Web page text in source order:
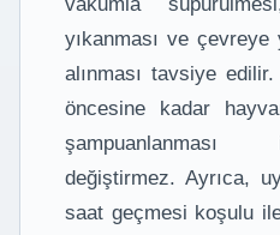
yıkanması ve
alınması tavsiye
öncesine kadar
değiştirmez. Ayrıca,
saat geçmesi koşulu ile